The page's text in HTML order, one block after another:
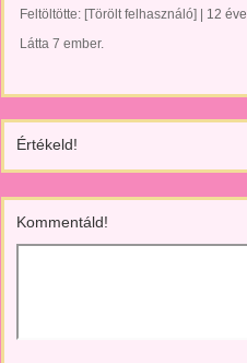
Feltöltötte: [Törölt felhasználó]
12 éve
Látta 7 ember.
Értékeld!
Kommentáld!